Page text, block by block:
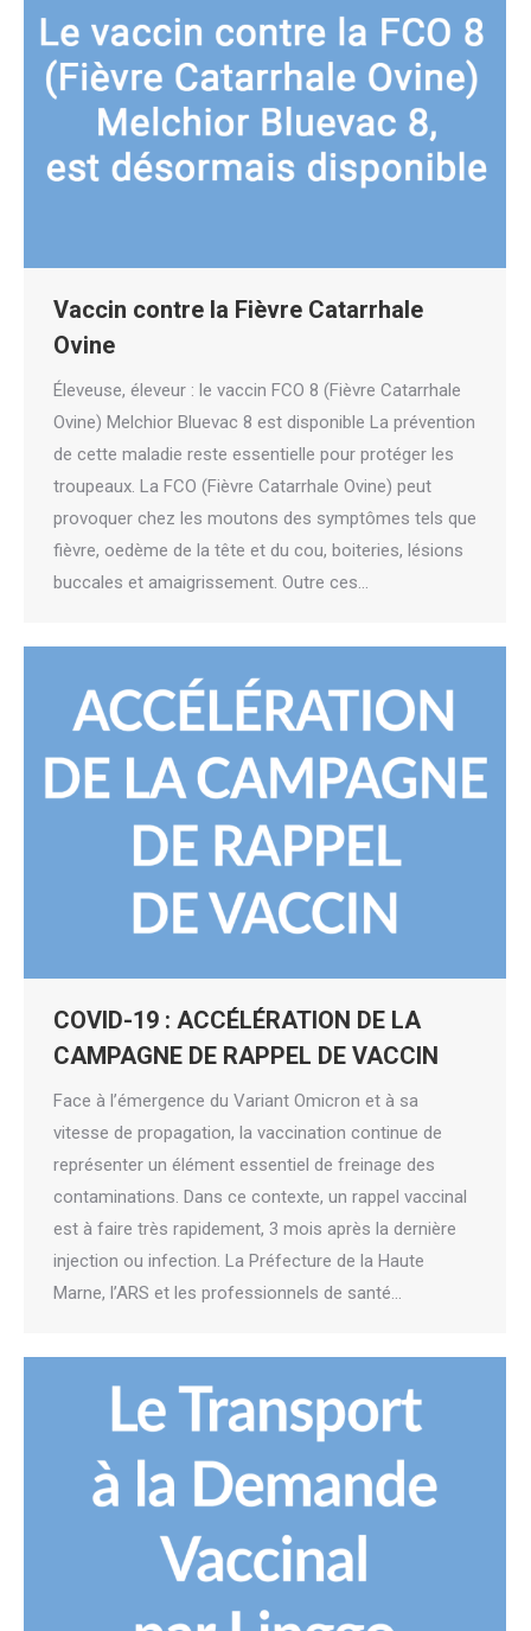
Vaccin contre la Fièvre Catarrhale
Ovine
Éleveuse, éleveur : le vaccin FCO 8 (Fièvre Catarrhale
Ovine) Melchior Bluevac 8 est disponible La prévention
de cette maladie reste essentielle pour protéger les
troupeaux. La FCO (Fièvre Catarrhale Ovine) peut
provoquer chez les moutons des symptômes tels que
fièvre, oedème de la tête et du cou, boiteries, lésions
buccales et amaigrissement. Outre ces…
COVID-19 : ACCÉLÉRATION DE LA
CAMPAGNE DE RAPPEL DE VACCIN
Face à l’émergence du Variant Omicron et à sa
vitesse de propagation, la vaccination continue de
représenter un élément essentiel de freinage des
contaminations. Dans ce contexte, un rappel vaccinal
est à faire très rapidement, 3 mois après la dernière
injection ou infection. La Préfecture de la Haute
Marne, l’ARS et les professionnels de santé…